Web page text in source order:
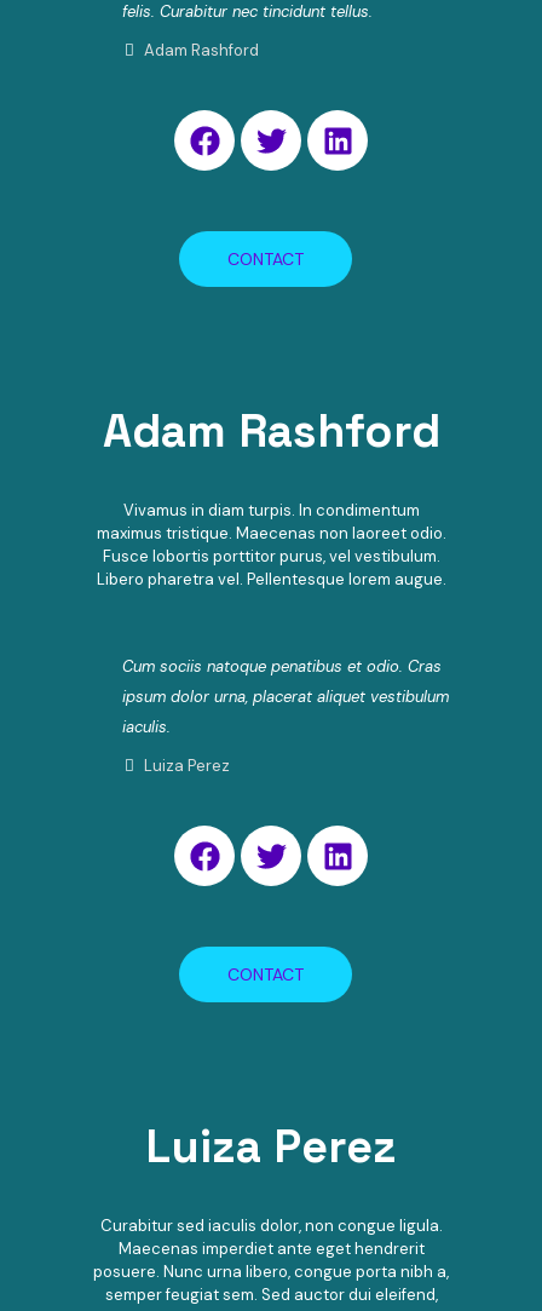
felis. Curabitur nec tincidunt tellus.
Adam Rashford
CONTACT
Adam Rashford
Vivamus in diam turpis. In condimentum
maximus tristique. Maecenas non laoreet odio.
Fusce lobortis porttitor purus, vel vestibulum.
Libero pharetra vel. Pellentesque lorem augue.
Cum sociis natoque penatibus et odio. Cras
ipsum dolor urna, placerat aliquet vestibulum
iaculis.
Luiza Perez
CONTACT
Luiza Perez
Curabitur sed iaculis dolor, non congue ligula.
Maecenas imperdiet ante eget hendrerit
posuere. Nunc urna libero, congue porta nibh a,
semper feugiat sem. Sed auctor dui eleifend,